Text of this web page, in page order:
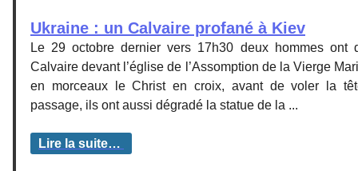
Ukraine : un Calvaire profané à Kiev
Le 29 octobre dernier vers 17h30 deux hommes ont
Calvaire devant l’église de l’Assomption de la Vierge
en morceaux le Christ en croix, avant de voler la
passage, ils ont aussi dégradé la statue de la ...
Lire la suite…